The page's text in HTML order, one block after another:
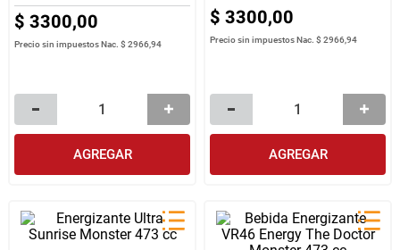
$ 3300,00
Precio sin impuestos Nac.$ 2966,94
AGREGAR
$ 3300,00
Precio sin impuestos Nac.$ 2966,94
AGREGAR